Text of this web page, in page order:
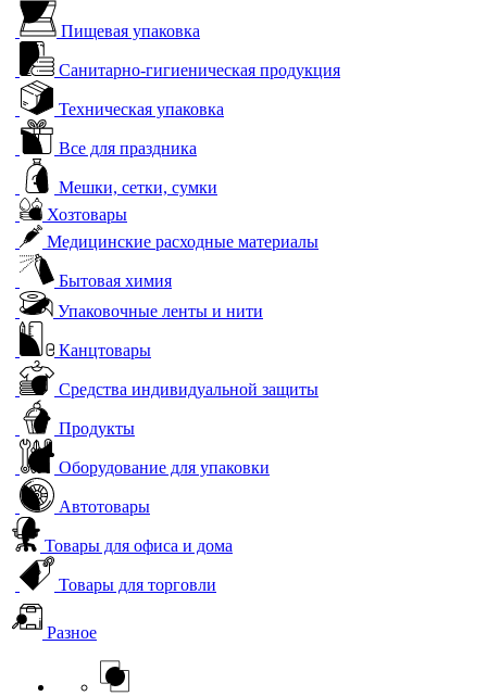
Пищевая упаковка
Санитарно-гигиеническая продукция
Техническая упаковка
Все для праздника
Мешки, сетки, сумки
Хозтовары
Медицинские расходные материалы
Бытовая химия
Упаковочные ленты и нити
Канцтовары
Средства индивидуальной защиты
Продукты
Оборудование для упаковки
Автотовары
Товары для офиса и дома
Товары для торговли
Разное